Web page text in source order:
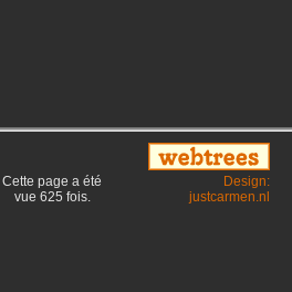
Cette page a été
vue 625 fois.
Design:
justcarmen.nl